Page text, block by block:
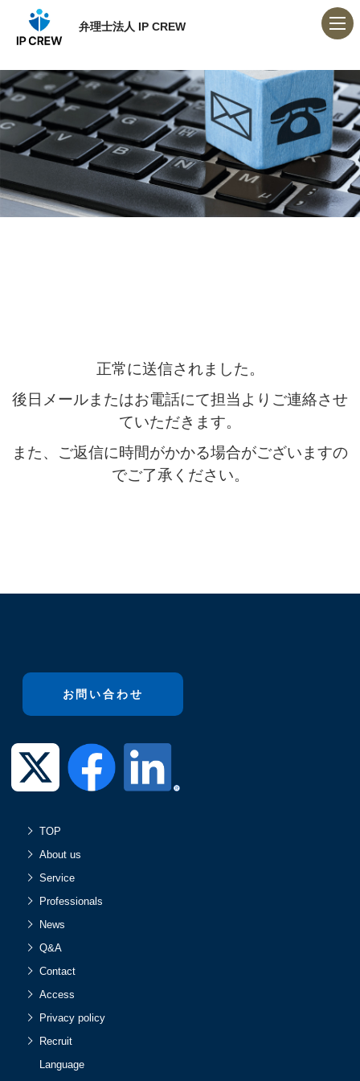
弁理士法人 IP CREW
正常に送信されました。
後日メールまたはお電話にて担当よりご連絡させ
ていただきます。
また、ご返信に時間がかかる場合がございますの
でご了承ください。
お問い合わせ
TOP
About us
Service
Professionals
News
Q&A
Contact
Access
Privacy policy
Recruit
Language